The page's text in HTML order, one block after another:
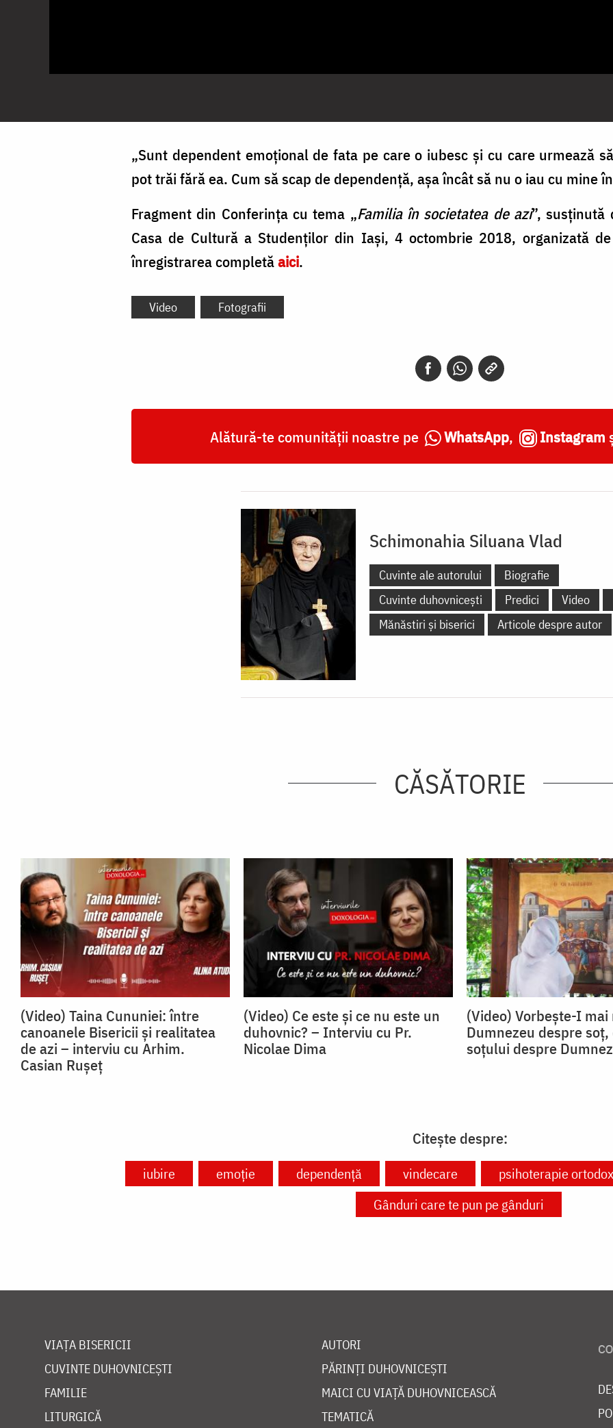
„Sunt dependent emoțional de fata pe care o iubesc și cu care urmează
pot trăi fără ea. Cum să scap de dependență, așa încât să nu o iau cu mine
Fragment din Conferința cu tema „Familia în societatea de azi”,
Casa de Cultură a Studenților din Iași, 4 octombrie 2018, organizată
înregistrarea completăaici.
Video Fotografii
Alătură-te comunității noastre pe WhatsApp, Instagram
Schimonahia Siluana Vlad
Cuvinte ale autorului
Biografie
Cuvinte duhovnicești
Predici Video
Mănăstiri și biserici
Articole despre autor
CĂSĂTORIE
(Video) Taina Cununiei: între
canoanele Bisericii și realitatea
de azi – interviu cu Arhim.
Casian Rușeț
(Video) Ce este și ce nu este un
duhovnic? – Interviu cu Pr.
Nicolae Dima
(Video) Vorbește-I
Dumnezeu despre
soțului despre
Citește despre:
iubire emoție dependență vindecare psihoterapie
Gânduri care te pun pe gânduri
VIAȚA BISERICII
CUVINTE DUHOVNICEȘTI
FAMILIE
LITURGICĂ
AUTORI
PĂRINȚI DUHOVNICEȘTI
MAICI CU VIAȚĂ DUHOVNICEASCĂ
TEMATICĂ